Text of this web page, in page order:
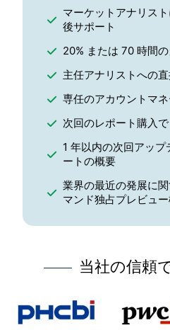
マーケットアナリス
後サポート
20% または 70 時間
主任アナリストへの
専任のアカウントマ
次回のレポート購入
1 年以内の次回アッ
ートの概要
業界の最近の発展に
マンド独占プレビュ
当社の信頼